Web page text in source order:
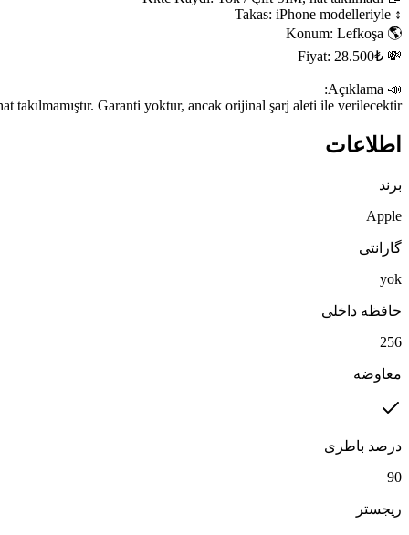
iPhone modelleri ile takas yapılabilir. Çift SIM desteklidir, ancak